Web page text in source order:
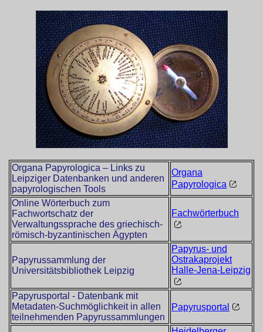
Organa Papyrologica – Links zu
Leipziger Datenbanken und anderen
papyrologischen Tools
Organa
Papyrologica
Online Wörterbuch zum
Fachwortschatz der
Verwaltungssprache des griechisch-
römisch-byzantinischen Ägypten
Fachwörterbuch
Papyrussammlung der
Universitätsbibliothek Leipzig
Papyrus- und
Ostrakaprojekt
Halle-Jena-Leipzig
Papyrusportal - Datenbank mit
Metadaten-Suchmöglichkeit in allen
teilnehmenden Papyrussammlungen
Papyrusportal